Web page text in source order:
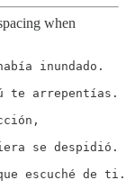
when
inundado.
te arrepentías.
se despidió.